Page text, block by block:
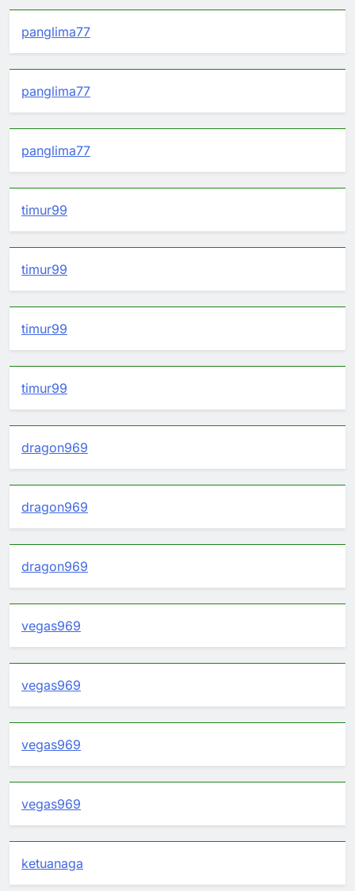
panglima77
panglima77
panglima77
timur99
timur99
timur99
timur99
dragon969
dragon969
dragon969
vegas969
vegas969
vegas969
vegas969
ketuanaga